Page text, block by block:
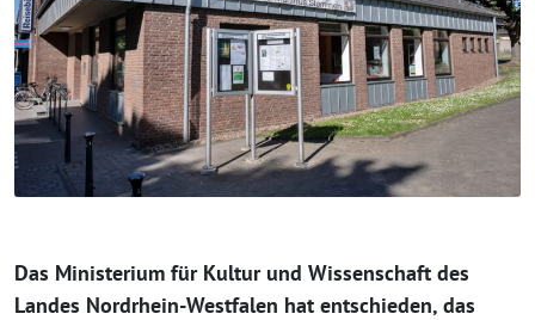
Das Ministerium für Kultur und Wissenschaft des
Landes Nordrhein-Westfalen hat entschieden, das